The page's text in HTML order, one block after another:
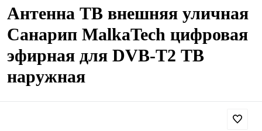
Антенна ТВ внешняя уличная
Санарип MalkaTech цифровая
эфирная для DVB-T2 ТВ
наружная